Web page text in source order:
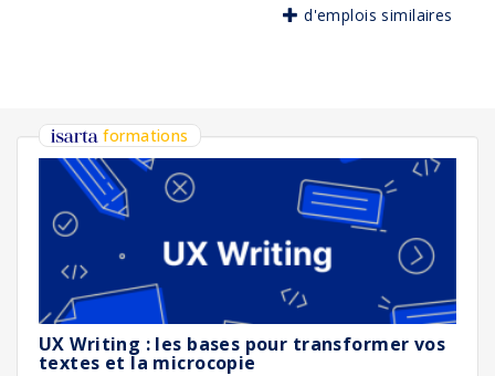
d'emplois similaires
formations
UX Writing : les bases pour transformer vos
textes et la microcopie